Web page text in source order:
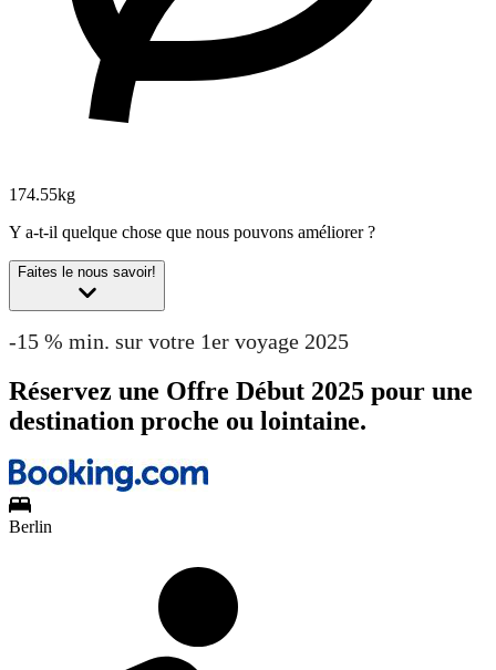
174.55kg
Y a-t-il quelque chose que nous pouvons améliorer ?
Faites le nous savoir!
-15 % min. sur votre 1er voyage 2025
Réservez une Offre Début 2025 pour une
destination proche ou lointaine.
Berlin